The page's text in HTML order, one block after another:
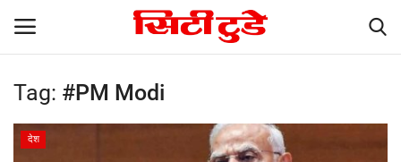
Login
Tag: #PM Modi
देश